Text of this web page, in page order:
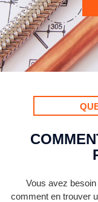
Vous avez
comment en trouver